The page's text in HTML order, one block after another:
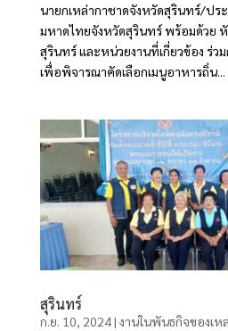
นายกเหล่ากาชาดจังหวัดสุรินทร์/ปร
มหาดไทยจังหวัดสุรินทร์ พร้อมด้วย
สุรินทร์ และหน่วยงานที่เกี่ยวข้อง ร่ว
เพื่อพิจารณาคัดเลือกเมนูอาหารถิ่น...
สุรินทร์
ก.ย. 10, 2024| งานในพันธกิจของเห